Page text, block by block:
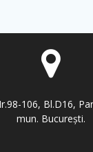
106, Bl.D16,
mun. București.